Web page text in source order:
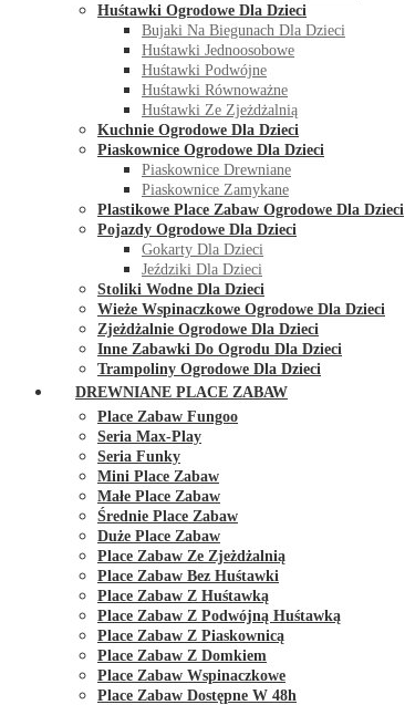
Huśtawki Ogrodowe Dla Dzieci
Bujaki Na Biegunach Dla Dzieci
Huśtawki Jednoosobowe
Huśtawki Podwójne
Huśtawki Równoważne
Huśtawki Ze Zjeżdżalnią
Kuchnie Ogrodowe Dla Dzieci
Piaskownice Ogrodowe Dla Dzieci
Piaskownice Drewniane
Piaskownice Zamykane
Plastikowe Place Zabaw Ogrodowe Dla Dzieci
Pojazdy Ogrodowe Dla Dzieci
Gokarty Dla Dzieci
Jeździki Dla Dzieci
Stoliki Wodne Dla Dzieci
Wieże Wspinaczkowe Ogrodowe Dla Dzieci
Zjeżdżalnie Ogrodowe Dla Dzieci
Inne Zabawki Do Ogrodu Dla Dzieci
Trampoliny Ogrodowe Dla Dzieci
DREWNIANE PLACE ZABAW
Place Zabaw Fungoo
Seria Max-Play
Seria Funky
Mini Place Zabaw
Małe Place Zabaw
Średnie Place Zabaw
Duże Place Zabaw
Place Zabaw Ze Zjeżdżalnią
Place Zabaw Bez Huśtawki
Place Zabaw Z Huśtawką
Place Zabaw Z Podwójną Huśtawką
Place Zabaw Z Piaskownicą
Place Zabaw Z Domkiem
Place Zabaw Wspinaczkowe
Place Zabaw Dostępne W 48h